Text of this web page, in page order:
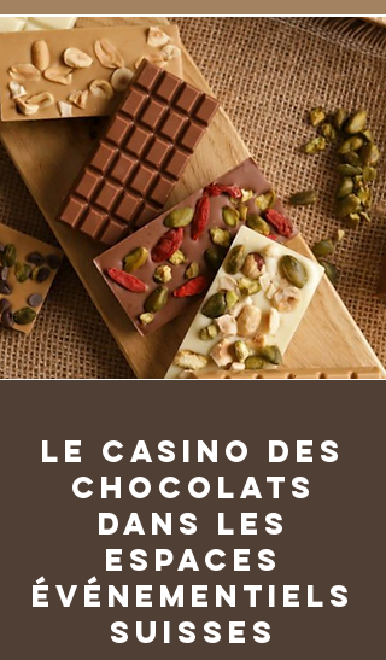
Le Casino des
Chocolats
dans les
espaces
événementiels
suisses